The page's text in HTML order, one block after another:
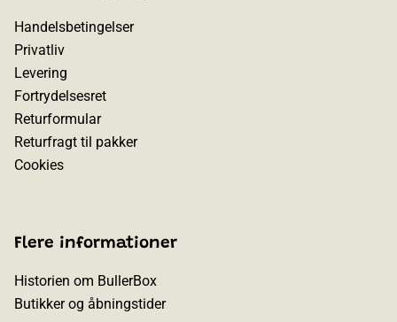
Handelsbetingelser
Privatliv
Levering
Fortrydelsesret
Returformular
Returfragt til pakker
Cookies
Flere informationer
Historien om BullerBox
Butikker og åbningstider